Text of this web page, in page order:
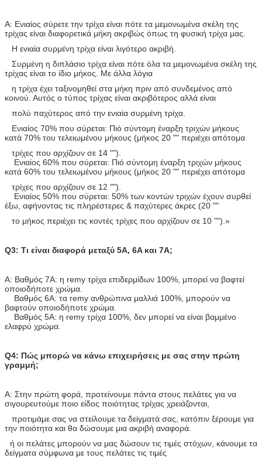
Α: Ενιαίος σύρετε την τρίχα είναι πότε τα μεμονωμένα σκέλη της
τρίχας είναι διαφορετικά μήκη ακριβώς όπως τη φυσική τρίχα μας.
Η ενιαία συρμένη τρίχα είναι λιγότερο ακριβή.
Συρμένη η διπλάσιο τρίχα είναι πότε όλα τα μεμονωμένα σκέλη της
τρίχας είναι το ίδιο μήκος. Με άλλα λόγια
η τρίχα έχει ταξινομηθεί στα μήκη πριν από συνδεμένος από
κοινού. Αυτός ο τύπος τρίχας είναι ακριβότερος αλλά είναι
πολύ παχύτερος από την ενιαία συρμένη τρίχα.
Ενιαίος 70% που σύρεται: Πιό σύντομη έναρξη τριχών μήκους
κατά 70% του τελειωμένου μήκους (μήκος 20 "" περιέχει απότομα
τρίχες που αρχίζουν σε 14 "").
Ενιαίος 60% που σύρεται: Πιό σύντομη έναρξη τριχών μήκους
κατά 60% του τελειωμένου μήκους (μήκος 20 "" περιέχει απότομα
τρίχες που αρχίζουν σε 12 "").
Ενιαίος 50% που σύρεται: 50% των κοντών τριχών έχουν συρθεί
έξω, αφήνοντας τις πληρέστερες & παχύτερες άκρες (20 ""
το μήκος περιέχει τις κοντές τρίχες που αρχίζουν σε 10 "").»
Q3: Τι είναι διαφορά μεταξύ 5A, 6A και 7A;
Α: Βαθμός 7A: η remy τρίχα επιδερμίδων 100%, μπορεί να βαφτεί
οποιοδήποτε χρώμα.
Βαθμός 6A: τα remy ανθρώπινα μαλλιά 100%, μπορούν να
βαφτούν οποιοδήποτε χρώμα.
Βαθμός 5A: η remy τρίχα 100%, δεν μπορεί να είναι βαμμένο
ελαφρύ χρώμα.
Q4: Πώς μπορώ να κάνω επιχειρήσεις με σας στην πρώτη
γραμμή;
Α: Στην πρώτη φορά, προτείνουμε πάντα στους πελάτες για να
σιγουρευτούμε ποιο είδος ποιότητας τρίχας χρειάζονται,
προτιμάμε σας να στείλουμε τα δείγματά σας, κατόπιν ξέρουμε για
την ποιότητα και θα δώσουμε μια ακριβή αναφορά.
ή οι πελάτες μπορούν να μας δώσουν τις τιμές στόχων, κάνουμε τα
δείγματα σύμφωνα με τους πελάτες τις τιμές